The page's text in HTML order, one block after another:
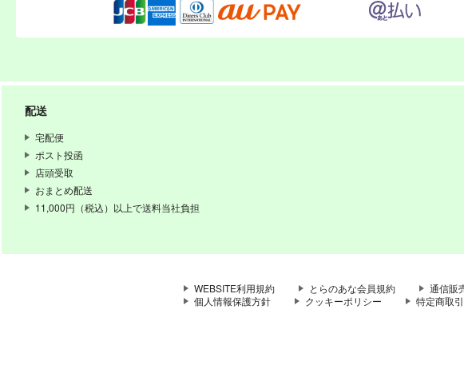
配送
宅配便
ポスト投函
店頭受取
おまとめ配送
11,000円（税込）以上で送料当社負担
WEBSITE利用規約 とらのあな会員規約 通信販
個人情報保護方針
クッキーポリシー 特定商取